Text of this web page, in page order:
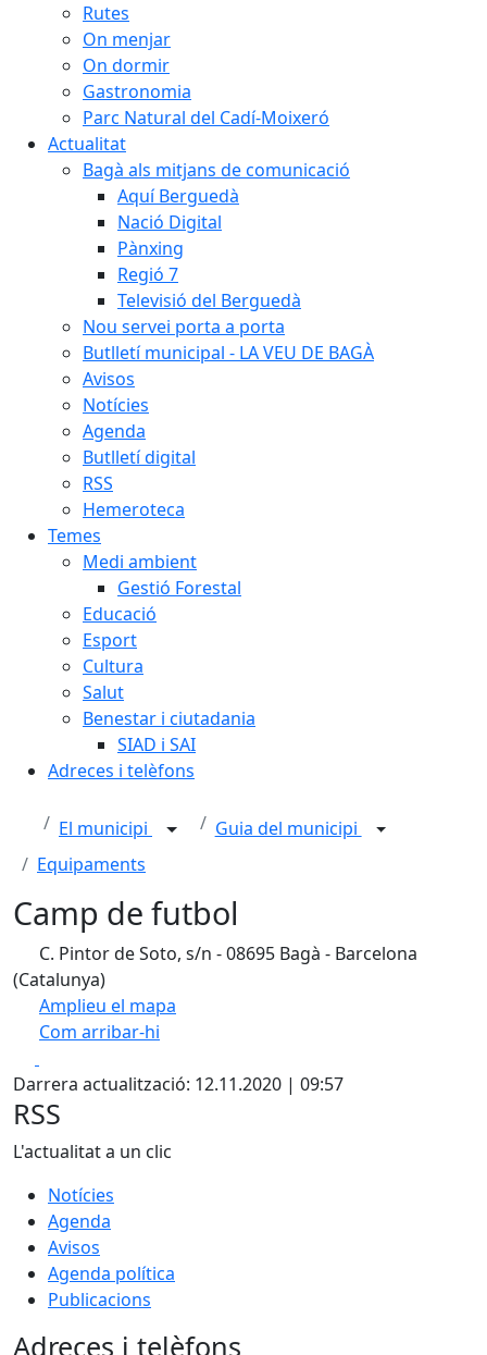
Rutes
On menjar
On dormir
Gastronomia
Parc Natural del Cadí-Moixeró
Actualitat
Bagà als mitjans de comunicació
Aquí Berguedà
Nació Digital
Pànxing
Regió 7
Televisió del Berguedà
Nou servei porta a porta
Butlletí municipal - LA VEU DE BAGÀ
Avisos
Notícies
Agenda
Butlletí digital
RSS
Hemeroteca
Temes
Medi ambient
Gestió Forestal
Educació
Esport
Cultura
Salut
Benestar i ciutadania
SIAD i SAI
Adreces i telèfons
El municipi
Guia del municipi
Equipaments
Camp de futbol
C. Pintor de Soto, s/n - 08695 Bagà - Barcelona
(Catalunya)
Amplieu el mapa
Com arribar-hi
+
−
Darrera actualització: 12.11.2020 | 09:57
RSS
L'actualitat a un clic
Notícies
Agenda
Avisos
Agenda política
Publicacions
Adreces i telèfons